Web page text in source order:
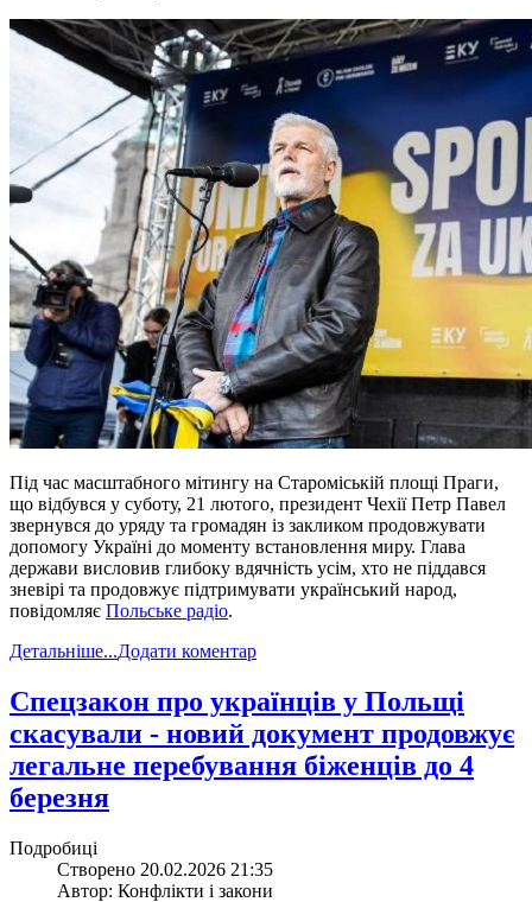
Під час масштабного мітингу на Староміській площі Праги,
що відбувся у суботу, 21 лютого, президент Чехії Петр Павел
звернувся до уряду та громадян із закликом продовжувати
допомогу Україні до моменту встановлення миру. Глава
держави висловив глибоку вдячність усім, хто не піддався
зневірі та продовжує підтримувати український народ,
повідомляє Польське радіо.
Детальніше...Додати коментар
​Спецзакон про українців у Польщі
скасували - новий документ продовжує
легальне перебування біженців до 4
березня
Подробиці
Створено 20.02.2026 21:35
Автор: Конфлікти і закони